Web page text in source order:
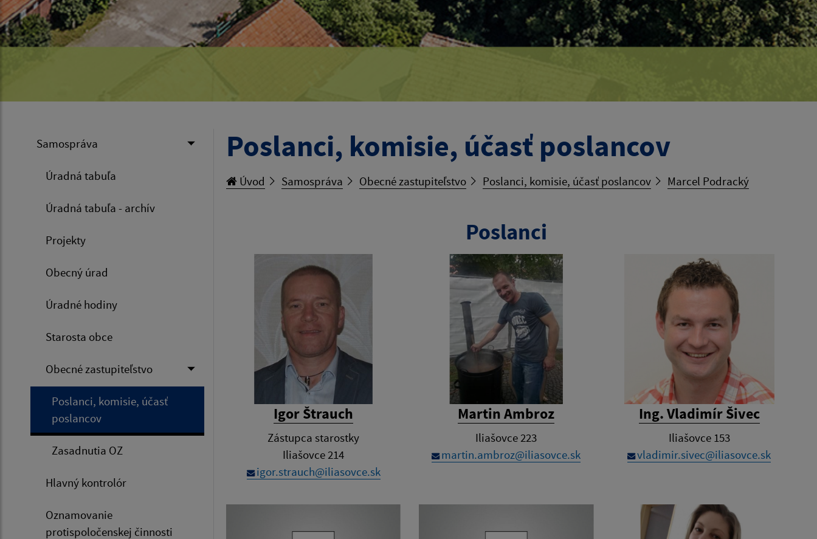
Samospráva
Úradná tabuľa
Úradná tabuľa - archív
Projekty
Obecný úrad
Úradné hodiny
Starosta obce
Obecné zastupiteľstvo
Poslanci, komisie, účasť
poslancov
Zasadnutia OZ
Hlavný kontrolór
Oznamovanie
protispoločenskej činnosti
Poslanci, komisie, účasť poslancov
Úvod Samospráva Obecné zastupiteľstvo Poslanci, komisie, účasť poslancov Marcel Podracký
Poslanci
Igor Štrauch
Zástupca starostky
Iliašovce 214
igor.strauch@iliasovce.sk
Martin Ambroz
Iliašovce 223
martin.ambroz@iliasovce.sk
Ing. Vladimír Šivec
Iliašovce 153
vladimir.sivec@iliasovce.sk